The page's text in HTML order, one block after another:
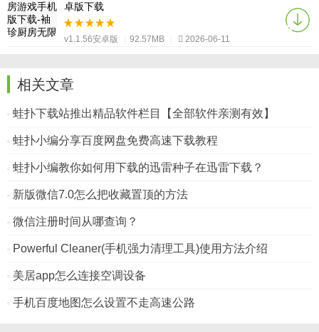
卓版下载
v1.1.56安卓版 92.57MB 2026-06-11
相关文章
蛙扑下载站推出精品软件栏目【全部软件亲测有效】
蛙扑小编分享百度网盘免费高速下载教程
蛙扑小编教你如何用下载的迅雷种子在迅雷下载？
新版微信7.0怎么把收藏置顶的方法
微信注册时间从哪查询？
Powerful Cleaner(手机强力清理工具)使用方法介绍
美居app怎么连接空调设备
手机百度地图怎么设置不走高速公路